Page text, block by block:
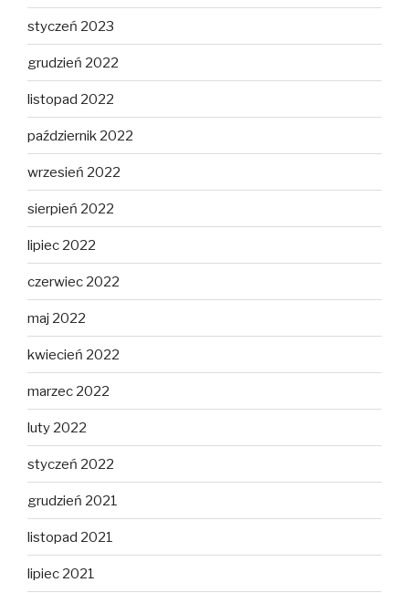
styczeń 2023
grudzień 2022
listopad 2022
październik 2022
wrzesień 2022
sierpień 2022
lipiec 2022
czerwiec 2022
maj 2022
kwiecień 2022
marzec 2022
luty 2022
styczeń 2022
grudzień 2021
listopad 2021
lipiec 2021